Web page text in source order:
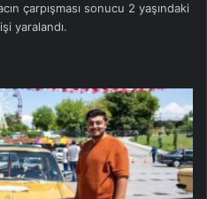
çarpışması sonucu 2 yaşındaki
yaralandı.